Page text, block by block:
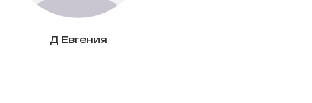
Д Евгения